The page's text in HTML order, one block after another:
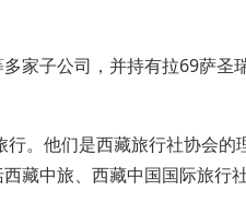
家子公司，并持有拉69萨圣
。他们是西藏旅行社协会的
藏中旅、西藏中国国际旅行